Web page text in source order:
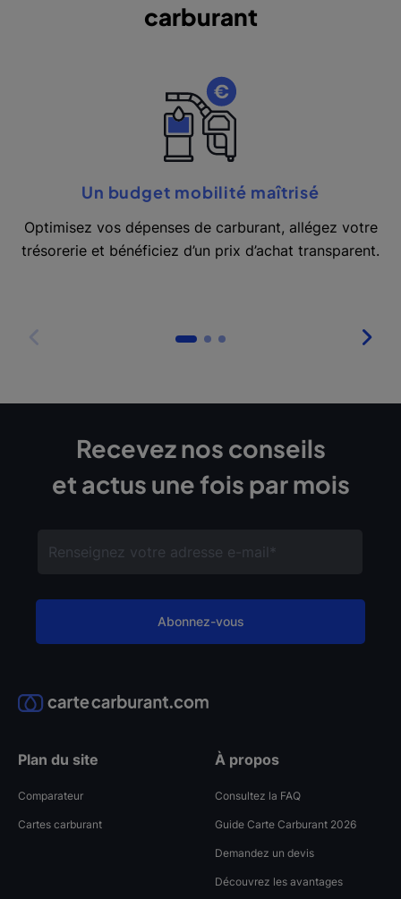
carburant
Un budget mobilité maîtrisé
Optimisez vos dépenses de carburant, allégez votre
trésorerie et bénéficiez d’un prix d’achat transparent.
Recevez nos conseils
et actus une fois par mois
Plan du site
Comparateur
Cartes carburant
À propos
Consultez la FAQ
Guide Carte Carburant 2026
Demandez un devis
Découvrez les avantages